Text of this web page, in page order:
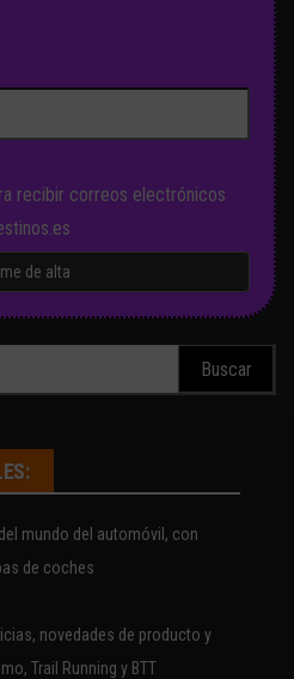
recibir correos electrónicos
mundo del automóvil, con
de coches
novedades de producto y
Trail Running y BTT